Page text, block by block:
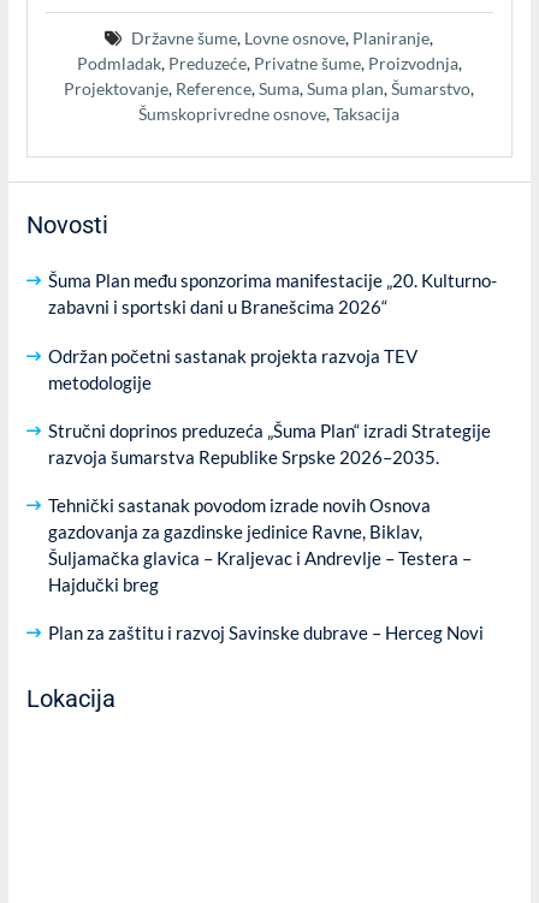
Državne šume, Lovne osnove, Planiranje,
Podmladak, Preduzeće, Privatne šume, Proizvodnja,
Projektovanje, Reference,Suma,Suma plan,Šumarstvo,
Šumskoprivredne osnove,Taksacija
Novosti
Šuma Plan među sponzorima manifestacije „20. Kulturno-
zabavni i sportski dani u Branešcima 2026“
Održan početni sastanak projekta razvoja TEV
metodologije
Stručni doprinos preduzeća „Šuma Plan“ izradi Strategije
razvoja šumarstva Republike Srpske 2026–2035.
Tehnički sastanak povodom izrade novih Osnova
gazdovanja za gazdinske jedinice Ravne, Biklav,
Šuljamačka glavica – Kraljevac i Andrevlje – Testera –
Hajdučki breg
Plan za zaštitu i razvoj Savinske dubrave – Herceg Novi
Lokacija